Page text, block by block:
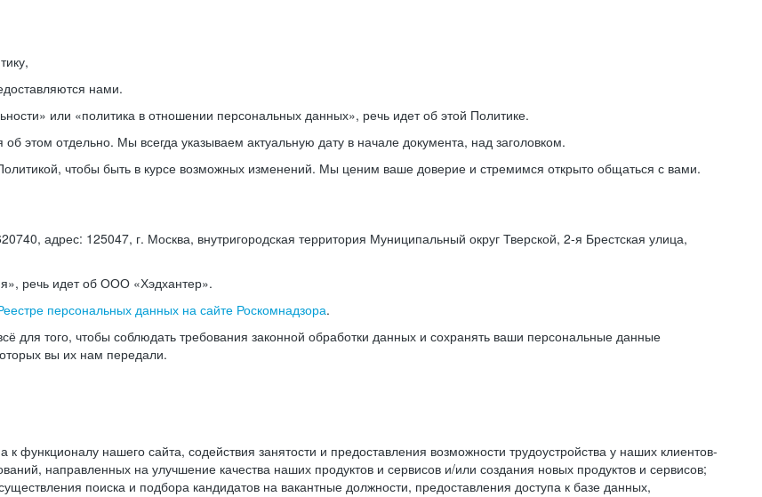
нами.
или «политика в отношении персональных данных», речь идет об этой Политике.
этом отдельно. Мы всегда указываем актуальную дату в начале документа, над заголовком.
чтобы быть в курсе возможных изменений. Мы ценим ваше доверие и стремимся открыто общаться с вами.
адрес: 125047, г. Москва, внутригородская территория Муниципальный округ Тверской, 2-я Брестская улица,
речь идет об ООО «Хэдхантер».
персональных данных на сайте Роскомнадзора.
того, чтобы соблюдать требования законной обработки данных и сохранять ваши персональные данные
вы их нам передали.
функционалу нашего сайта, содействия занятости и предоставления возможности трудоустройства у наших клиентов-
направленных на улучшение качества наших продуктов и сервисов и/или создания новых продуктов и сервисов;
поиска и подбора кандидатов на вакантные должности, предоставления доступа к базе данных,